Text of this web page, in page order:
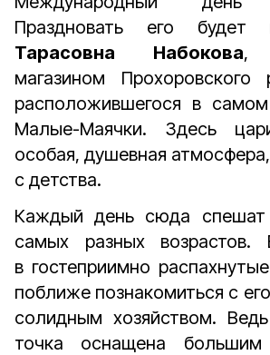
Праздновать его
Тарасовна Набокова,
магазином
расположившегося в
Малые-­Маячки. Здесь
особая, душевная
с детства.
Каждый день сюда
самых разных
в гостеприимно
поближе познакомиться с
солидным хозяйством.
точка оснащена большим